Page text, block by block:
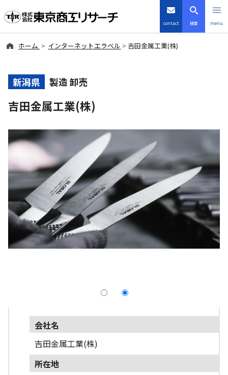
contact 検索 menu
TSRデータインサイト
TSR-PLUS
優良企業サイト
会社案内
商品・サービス
導入事例
採用情報
English
ホーム インターネットエラベル 吉田金属工業(株)
新潟県 製造 卸売
吉田金属工業(株)
会社名
吉田金属工業(株)
所在地